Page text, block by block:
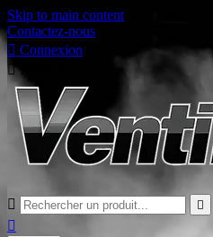
Skip to main content
Contactez-nous
 Connexion
 Panier
 
